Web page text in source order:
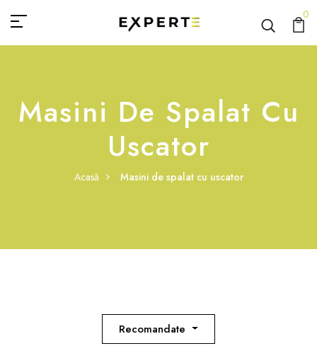
0
Masini De Spalat Cu
Uscator
Acasă Masini de spalat cu uscator
Recomandate